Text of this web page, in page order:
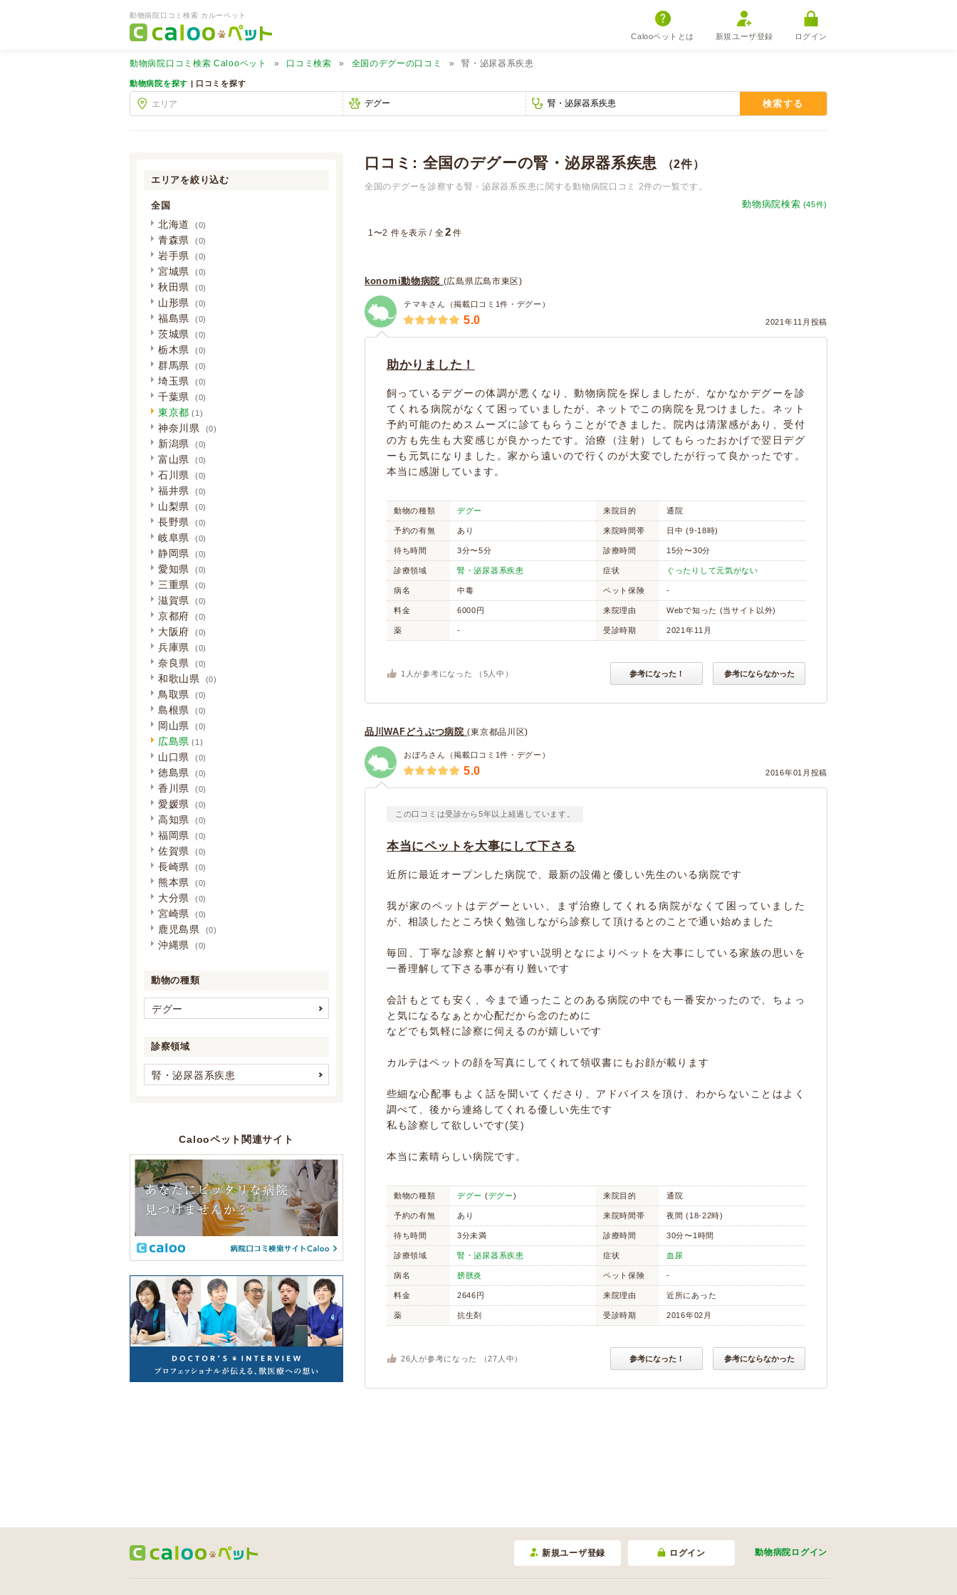
動物病院口コミ検索 カルーペット
Calooペットとは 新規ユーザ登録 ログイン
動物病院口コミ検索 Calooペット 口コミ検索 全国のデグーの口コミ 腎・泌尿器系疾患
動物病院を探す | 口コミを探す
検索する
口コミ: 全国のデグーの腎・泌尿器系疾患 （2件）
全国のデグーを診察する腎・泌尿器系疾患に関する動物病院口コミ 2件の一覧です。
動物病院検索 (45件)
1〜2 件を表示 / 全2 件
konomi動物病院 (広島県広島市東区)
テマキさん（掲載口コミ1件・デグー）
2021年11月投稿
5.0
助かりました！
飼っているデグーの体調が悪くなり、動物病院を探しましたが、なかなかデグーを診
てくれる病院がなくて困っていましたが、ネットでこの病院を見つけました。ネット
予約可能のためスムーズに診てもらうことができました。院内は清潔感があり、受付
の方も先生も大変感じが良かったです。治療（注射）してもらったおかげで翌日デグ
ーも元気になりました。家から遠いので行くのが大変でしたが行って良かったです。
本当に感謝しています。
動物の種類 デグー 来院目的 通院
予約の有無 あり 来院時間帯 日中 (9-18時)
待ち時間 3分〜5分 診療時間 15分〜30分
診療領域 腎・泌尿器系疾患 症状 ぐったりして元気がない
病名 中毒 ペット保険 -
料金 6000円 来院理由 Webで知った (当サイト以外)
薬 - 受診時期 2021年11月
1 人が参考になった （ 5 人中） 参考になった！ 参考にならなかった
品川WAFどうぶつ病院(東京都品川区)
おぼろさん（掲載口コミ1件・デグー）
2016年01月投稿
5.0
この口コミは受診から5年以上経過しています。
本当にペットを大事にして下さる
近所に最近オープンした病院で、最新の設備と優しい先生のいる病院です
我が家のペットはデグーといい、まず治療してくれる病院がなくて困っていました
が、相談したところ快く勉強しながら診察して頂けるとのことで通い始めました
毎回、丁寧な診察と解りやすい説明となによりペットを大事にしている家族の思いを
一番理解して下さる事が有り難いです
会計もとても安く、今まで通ったことのある病院の中でも一番安かったので、ちょっ
と気になるなぁとか心配だから念のために
などでも気軽に診察に伺えるのが嬉しいです
カルテはペットの顔を写真にしてくれて領収書にもお顔が載ります
些細な心配事もよく話を聞いてくださり、アドバイスを頂け、わからないことはよく
調べて、後から連絡してくれる優しい先生です
私も診察して欲しいです(笑)
本当に素晴らしい病院です。
動物の種類 デグー (デグー) 来院目的 通院
予約の有無 あり 来院時間帯 夜間 (18-22時)
待ち時間 3分未満 診療時間 30分〜1時間
診療領域 腎・泌尿器系疾患 症状 血尿
病名 膀胱炎 ペット保険 -
料金 2646円 来院理由 近所にあった
薬 抗生剤 受診時期 2016年02月
26 人が参考になった （27 人中） 参考になった！ 参考にならなかった
エリアを絞り込む
全国
北海道 (0)
青森県 (0)
岩手県 (0)
宮城県 (0)
秋田県 (0)
山形県 (0)
福島県 (0)
茨城県 (0)
栃木県 (0)
群馬県 (0)
埼玉県 (0)
千葉県 (0)
東京都 (1)
神奈川県 (0)
新潟県 (0)
富山県 (0)
石川県 (0)
福井県 (0)
山梨県 (0)
長野県 (0)
岐阜県 (0)
静岡県 (0)
愛知県 (0)
三重県 (0)
滋賀県 (0)
京都府 (0)
大阪府 (0)
兵庫県 (0)
奈良県 (0)
和歌山県 (0)
鳥取県 (0)
島根県 (0)
岡山県 (0)
広島県 (1)
山口県 (0)
徳島県 (0)
香川県 (0)
愛媛県 (0)
高知県 (0)
福岡県 (0)
佐賀県 (0)
長崎県 (0)
熊本県 (0)
大分県 (0)
宮崎県 (0)
鹿児島県 (0)
沖縄県 (0)
動物の種類
デグー
(752) ネコ (1850)
モルモット (12) フェレット (32)
フクロモモンガ (3) ハリネズミ (2)
デグー (2)
(6)
フィンチ (1) インコ/オウム (9)
アヒル (0) 鶏 (0)
ガチョウ (0) カモ (0)
(0)
カエル (0)
サンショウウオ/イモ
爬虫類
診察領域
腎・泌尿器系疾患
歯と口腔系疾患
(12) 眼科系疾患 (7)
皮膚系疾患 (8) 脳・神経系疾患 (1)
循環器系疾患
消化器系疾患
(4)
腎・泌尿器系疾患 (2) 内分泌代謝系疾患 (1)
血液・免疫系疾患 (1) (0)
整形外科系疾患 (1) (0)
生殖器系疾患 (1) 感染症系疾患 (2)
(0) 腫瘍・がん (3)
(0) (0)
(0) けが・その他 (21)
Calooペット関連サイト
新規ユーザ登録 ログイン 動物病院 ログイン